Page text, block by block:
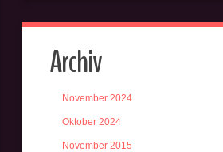
Archiv
November 2024
Oktober 2024
November 2015